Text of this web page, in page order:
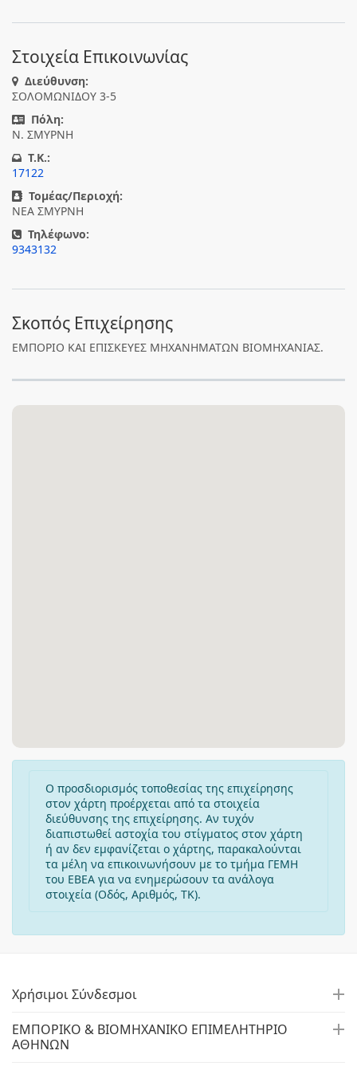
Στοιχεία Επικοινωνίας
Διεύθυνση:
ΣΟΛΟΜΩΝΙΔΟΥ 3-5
Πόλη:
Ν. ΣΜΥΡΝΗ
T.K.:
17122
Τομέας/Περιοχή:
ΝΕΑ ΣΜΥΡΝΗ
Τηλέφωνο:
9343132
Σκοπός Επιχείρησης
ΕΜΠΟΡΙΟ ΚΑΙ ΕΠΙΣΚΕΥΕΣ ΜΗΧΑΝΗΜΑΤΩΝ ΒΙΟΜΗΧΑΝΙΑΣ.
Ο προσδιορισμός τοποθεσίας της επιχείρησης
στον χάρτη προέρχεται από τα στοιχεία
διεύθυνσης της επιχείρησης. Αν τυχόν
διαπιστωθεί αστοχία του στίγματος στον χάρτη
ή αν δεν εμφανίζεται ο χάρτης, παρακαλούνται
τα μέλη να επικοινωνήσουν με το τμήμα ΓΕΜΗ
του ΕΒΕΑ για να ενημερώσουν τα ανάλογα
στοιχεία (Οδός, Αριθμός, ΤΚ).
Χρήσιμοι Σύνδεσμοι
ΕΜΠΟΡΙΚΟ & ΒΙΟΜΗΧΑΝΙΚΟ ΕΠΙΜΕΛΗΤΗΡΙΟ
ΑΘΗΝΩΝ